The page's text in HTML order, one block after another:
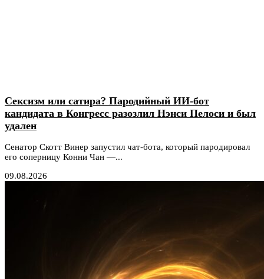
Сексизм или сатира? Пародийный ИИ-бот
кандидата в Конгресс разозлил Нэнси Пелоси и был
удален
Сенатор Скотт Винер запустил чат-бота, который пародировал
его соперницу Конни Чан —...
09.08.2026